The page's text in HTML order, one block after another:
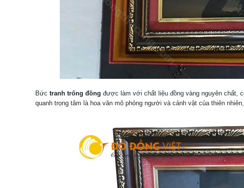
Bức tranh trống đồng được làm với chất liệu đồng vàng nguyên chất,
quanh trọng tâm là hoa văn mô phỏng người và cảnh vật của thiên